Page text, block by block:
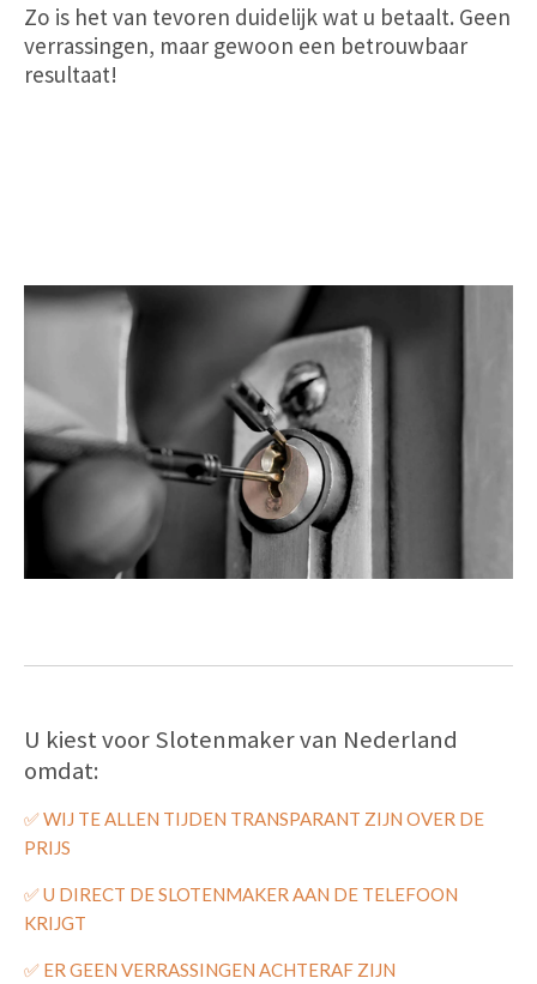
Zo is het van tevoren duidelijk wat u betaalt. Geen
verrassingen, maar gewoon een betrouwbaar
resultaat!
U kiest voor Slotenmaker van Nederland
omdat:
✅WIJ TE ALLEN TIJDEN TRANSPARANT ZIJN OVER DE
PRIJS
✅U DIRECT DE SLOTENMAKER AAN DE TELEFOON
KRIJGT
✅ ER GEEN VERRASSINGEN ACHTERAF ZIJN